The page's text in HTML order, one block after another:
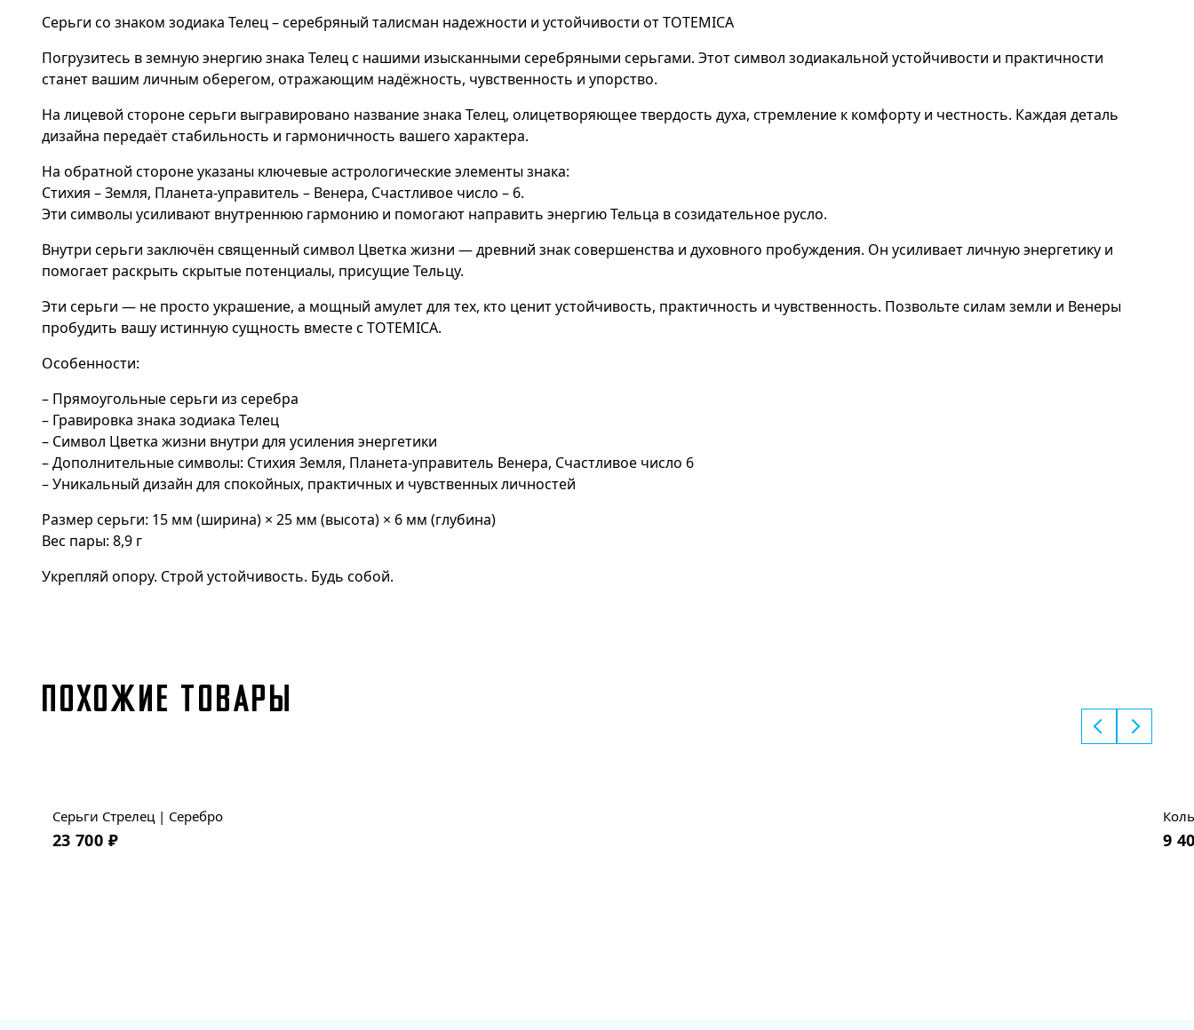
Серьги со знаком зодиака Телец – серебряный талисман надежности и устойчивости от TOTEMICA
Погрузитесь в земную энергию знака Телец с нашими изысканными серебряными серьгами. Этот символ зодиакальной устойчивости и практичности
станет вашим личным оберегом, отражающим надёжность, чувственность и упорство.
На лицевой стороне серьги выгравировано название знака Телец, олицетворяющее твердость духа, стремление к комфорту и честность. Каждая деталь
дизайна передаёт стабильность и гармоничность вашего характера.
На обратной стороне указаны ключевые астрологические элементы знака:
Стихия – Земля, Планета-управитель – Венера, Счастливое число – 6.
Эти символы усиливают внутреннюю гармонию и помогают направить энергию Тельца в созидательное русло.
Внутри серьги заключён священный символ Цветка жизни — древний знак совершенства и духовного пробуждения. Он усиливает личную энергетику и
помогает раскрыть скрытые потенциалы, присущие Тельцу.
Эти серьги — не просто украшение, а мощный амулет для тех, кто ценит устойчивость, практичность и чувственность. Позвольте силам земли и Венеры
пробудить вашу истинную сущность вместе с TOTEMICA.
Особенности:
– Прямоугольные серьги из серебра
– Гравировка знака зодиака Телец
– Символ Цветка жизни внутри для усиления энергетики
– Дополнительные символы: Стихия Земля, Планета-управитель Венера, Счастливое число 6
– Уникальный дизайн для спокойных, практичных и чувственных личностей
Размер серьги: 15 мм (ширина) × 25 мм (высота) × 6 мм (глубина)
Вес пары: 8,9 г
Укрепляй опору. Строй устойчивость. Будь собой.
ПОХОЖИЕ ТОВАРЫ
Хит
Серьги Стрелец | Серебро
23 700 ₽ 9